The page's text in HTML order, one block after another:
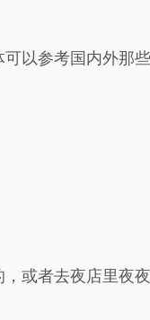
以参考国内外那
或者去夜店里夜